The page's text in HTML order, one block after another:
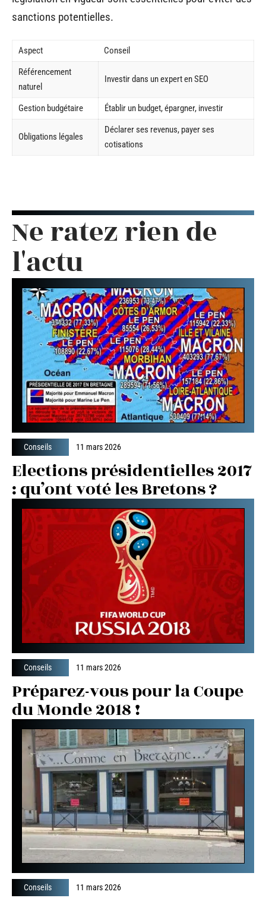
sanctions potentielles.
Aspect
Conseil
Référencement
naturel
Investir dans un expert en SEO
Gestion budgétaire Établir un budget, épargner, investir
Obligations légales
Déclarer ses revenus, payer ses
cotisations
Ne ratez rien de
l'actu
Conseils 11 mars 2026
Elections présidentielles 2017
: qu’ont voté les Bretons ?
Conseils 11 mars 2026
Préparez-vous pour la Coupe
du Monde 2018 !
Conseils 11 mars 2026